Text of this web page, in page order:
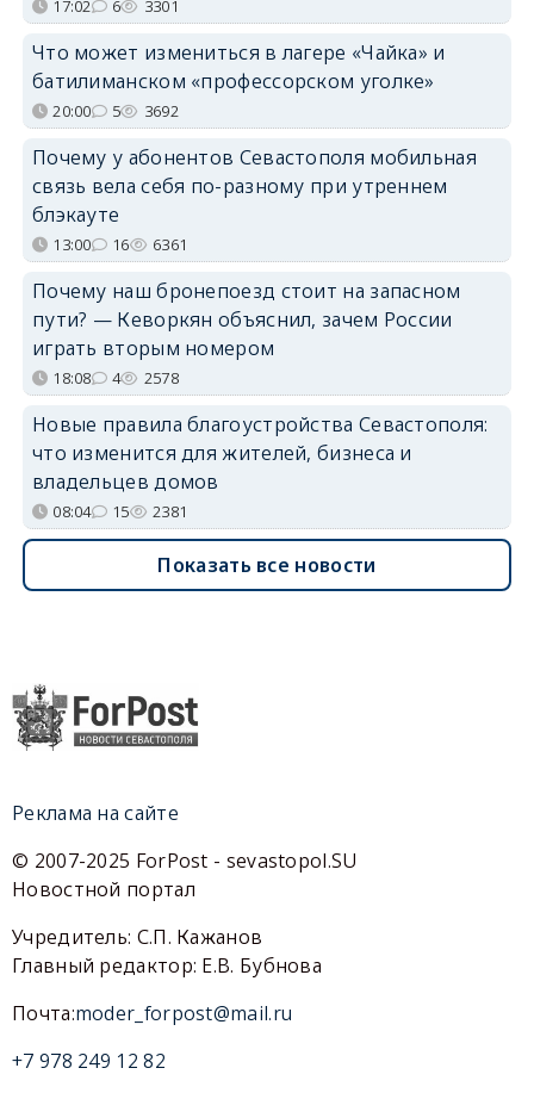
17:02 6 3301
Что может измениться в лагере «Чайка» и
батилиманском «профессорском уголке»
20:00 5 3692
Почему у абонентов Севастополя мобильная
связь вела себя по-разному при утреннем
блэкауте
13:00 16 6361
Почему наш бронепоезд стоит на запасном
пути? — Кеворкян объяснил, зачем России
играть вторым номером
18:08 4 2578
Новые правила благоустройства Севастополя:
что изменится для жителей, бизнеса и
владельцев домов
08:04 15 2381
Показать все новости
Реклама на сайте
© 2007-2025 ForPost - sevastopol.SU
Новостной портал
Учредитель: С.П. Кажанов
Главный редактор: Е.В. Бубнова
Почта:moder_forpost@mail.ru
+7 978 249 12 82